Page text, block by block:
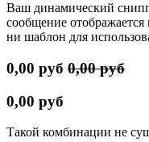
Ваш динамический
сообщение
ни шаблон для
0,00 руб 0,00руб
0,00 руб
Такой комбинации не